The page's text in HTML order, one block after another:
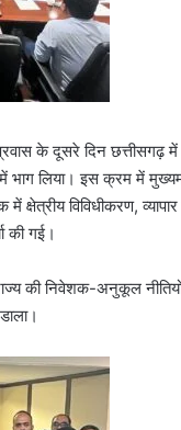
के दूसरे दिन
भाग लिया। इस क्रम में
विविधीकरण,
की गई।
की निवेशक-अनुकूल